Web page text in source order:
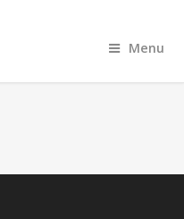
Menu